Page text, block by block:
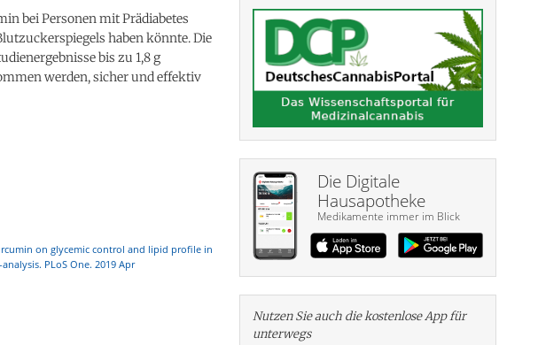
bei Personen mit Prädiabetes
haben könnte. Die
bis zu 1,8 g
werden, sicher und effektiv
on glycemic control and lipid profile in
PLoS One. 2019 Apr
Die Digitale
Hausapotheke
Medikamente immer im Blick
Nutzen Sie auch die kosten­lose App für
unterwegs